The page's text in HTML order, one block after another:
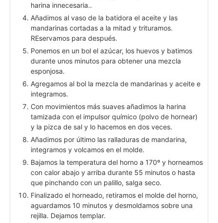
harina innecesaria..
Añadimos al vaso de la batidora el aceite y las
mandarinas cortadas a la mitad y trituramos.
REservamos para después.
Ponemos en un bol el azúcar, los huevos y batimos
durante unos minutos para obtener una mezcla
esponjosa.
Agregamos al bol la mezcla de mandarinas y aceite e
integramos.
Con movimientos más suaves añadimos la harina
tamizada con el impulsor químico (polvo de hornear)
y la pizca de sal y lo hacemos en dos veces.
Añadimos por último las ralladuras de mandarina,
integramos y volcamos en el molde.
Bajamos la temperatura del horno a 170º y horneamos
con calor abajo y arriba durante 55 minutos o hasta
que pinchando con un palillo, salga seco.
Finalizado el horneado, retiramos el molde del horno,
aguardamos 10 minutos y desmoldamos sobre una
rejilla. Dejamos templar.